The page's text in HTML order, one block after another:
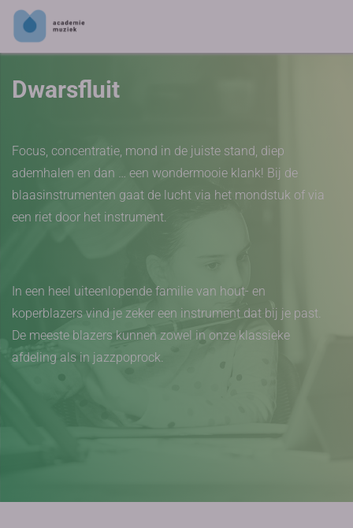
Dwarsfluit
Focus, concentratie, mond in de juiste stand, diep
ademhalen en dan … een wondermooie klank! Bij de
blaasinstrumenten gaat de lucht via het mondstuk of via
een riet door het instrument.
In een heel uiteenlopende familie van hout- en
koperblazers vind je zeker een instrument dat bij je past.
De meeste blazers kunnen zowel in onze klassieke
afdeling als in jazzpoprock.